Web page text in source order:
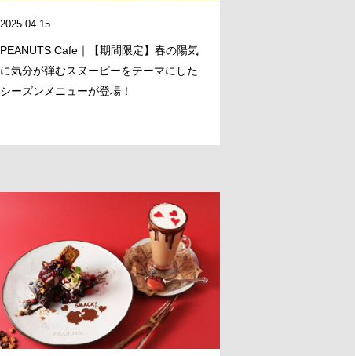
2025.04.15
PEANUTS Cafe｜【期間限定】春の陽気
に気分が弾むスヌーピーをテーマにした
シーズンメニューが登場！